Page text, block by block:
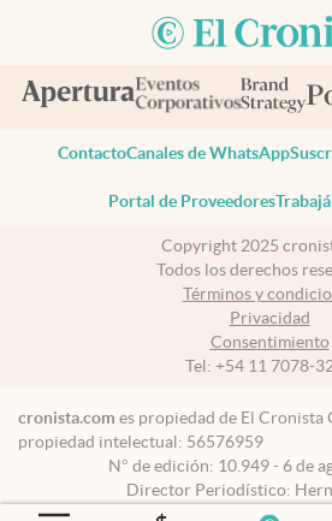
ContactoCanales de WhatsApp
Portal de Proveedores
Copyright 2025
Todos los derechos
Términos y
Privacidad
Consentimiento
Tel: +54 11 7078-
cronista.com es propiedad de El Cronista
propiedad intelectual: 56576959
N° de edición: 10.949 - 6 de
Director Periodístico: